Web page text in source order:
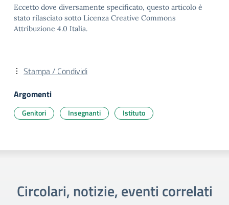
Eccetto dove diversamente specificato, questo articolo è
stato rilasciato sotto Licenza Creative Commons
Attribuzione 4.0 Italia.
Stampa / Condividi
Argomenti
Genitori Insegnanti Istituto
Circolari, notizie, eventi correlati